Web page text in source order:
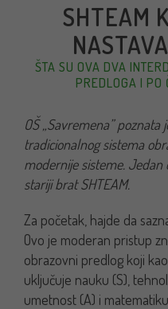
SHTEAM
ŠTA SU OVA DVA
PREDLOGA I PO
OŠ „Savremena”
tradicionalnog sistema
modernije sisteme. Jedan
stariji brat SHTEAM.
Za početak, hajde da
Ovo je moderan pristup
obrazovni predlog koji
uključuje nauku (S),
umetnost (A) i